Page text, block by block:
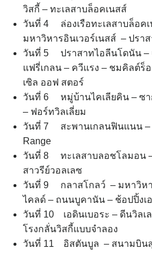
วิสกี้ – ทะเลสาบล็อคเนสส์
วันที่ 4 ล่องเรือทะเลสาบล็อคเ
มหาวิหารอินเวอร์เนสส์ – ปรา
วันที่ 5 ปราสาทไอลีนโดนัน –
แฟรี่เกลน – ควีแรง – ชมคิลต์
เซิล ออฟ สตอร์
วันที่ 6 หมู่บ้านไคเลียคิน – ซ
– ฟอร์ทวิลเลี่ยม
วันที่ 7 สะพานเกลนฟินแนน –
Range
วันที่ 8 ทะเลสาบลอชโลมอน –
สาวรีย์วอลเลซ
วันที่ 9 กลาสโกลว์ – มหาวิหา
ไคลด์ – ถนนบูคานัน – ช้อปปิ้งเ
วันที่ 10 เอดินเบอระ – ดีนวิลเ
โรงกลั่นวิสกี้แบบจำลอง
วันที่ 11 อิสตันบูล – สนามบิน